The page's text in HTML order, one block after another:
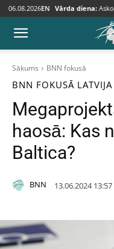
06.08.2026EN Vārda diena:
Sākums BNN fokusā
BNN FOKUSĀ LATVIJA
haosā: Kas
Baltica?
BNN 13.06.2024 13:57